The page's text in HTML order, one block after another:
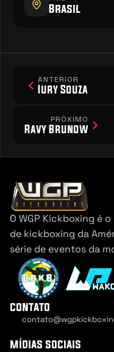
Brasil
ANTERIOR
Iury Souza
PRÓXIMO
Ravy Brunow
O WGP Kickboxing é
de kickboxing da
série de eventos da
contato
mídias sociais